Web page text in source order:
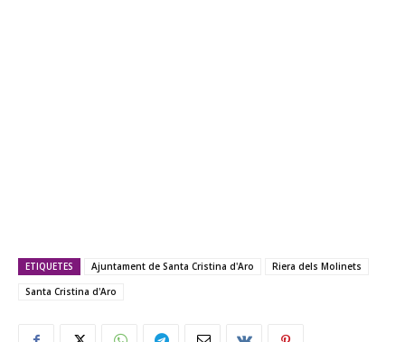
ETIQUETES Ajuntament de Santa Cristina d'Aro
Riera dels Molinets
Santa Cristina d'Aro